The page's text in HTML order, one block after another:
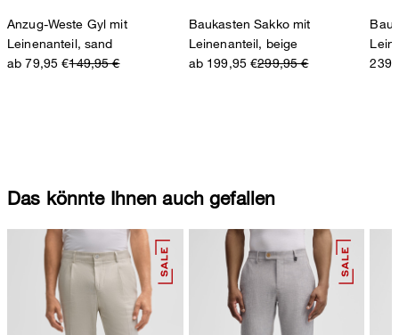
Anzug-Weste Gyl mit
Leinenanteil, sand
ab 79,95 €149,95 €
Baukasten Sakko mit
Leinenanteil, beige
ab 199,95 €299,95 €
Das könnte Ihnen auch gefallen